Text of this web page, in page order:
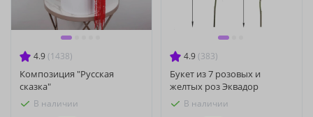
4.9 (1438)
Композиция "Русская
сказка"
В наличии
4.9 (383)
Букет из 7 розовых и
желтых роз Эквадор
В наличии